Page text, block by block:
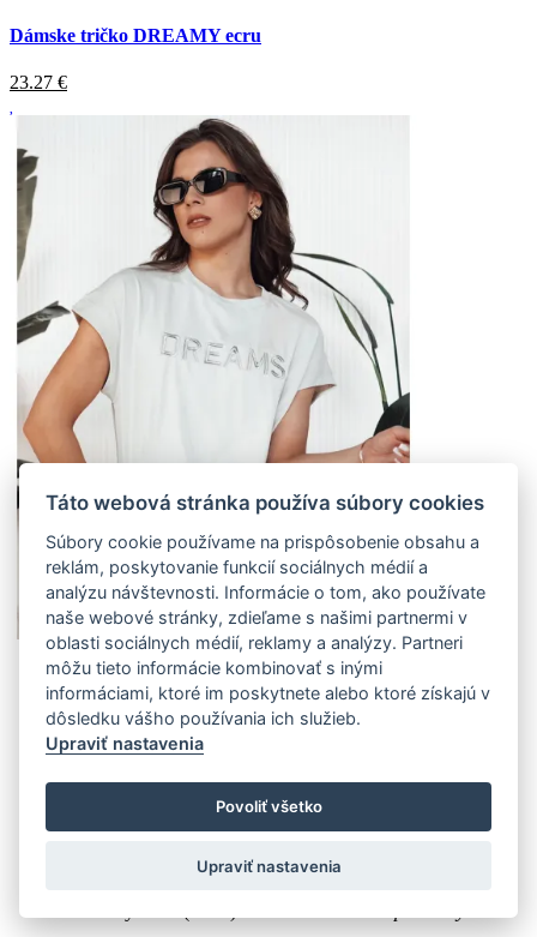
Dámske tričko DREAMY ecru
23.27 €
S
(12 ks)
Doprava k Vám domov:
Externý sklad (12 ks)
M
(9 ks)
Doprava k Vám domov:
Zasielame do 4-7 pracovných dní
Táto webová stránka používa súbory cookies
Súbory cookie používame na prispôsobenie obsahu a
reklám, poskytovanie funkcií sociálnych médií a
analýzu návštevnosti. Informácie o tom, ako používate
naše webové stránky, zdieľame s našimi partnermi v
oblasti sociálnych médií, reklamy a analýzy. Partneri
môžu tieto informácie kombinovať s inými
informáciami, ktoré im poskytnete alebo ktoré získajú v
dôsledku vášho používania ich služieb.
Upraviť nastavenia
Povoliť všetko
Upraviť nastavenia